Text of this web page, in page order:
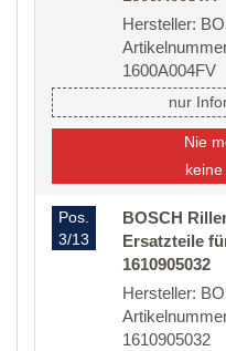
Hersteller:
1600A004FV
nur
Nie
Pos.
3/13
BOSCH
Ersatzteile
1610905032
Hersteller:
1610905032